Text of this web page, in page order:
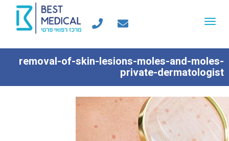
Toggle
removal-of-skin-lesions-moles-and-moles-
private-dermatologist